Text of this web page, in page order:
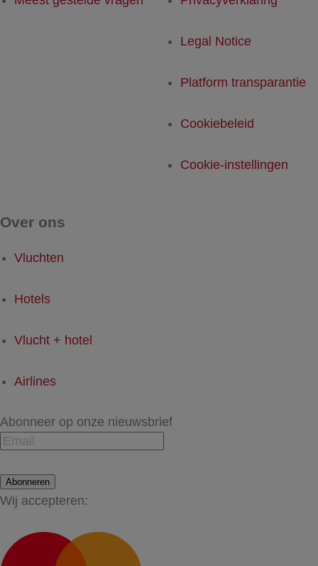
Legal Notice
Platform transparantie
Cookiebeleid
Cookie-instellingen
Over ons
Vluchten
Hotels
Vlucht + hotel
Airlines
Abonneer op onze nieuwsbrief
Abonneren
Wij accepteren: